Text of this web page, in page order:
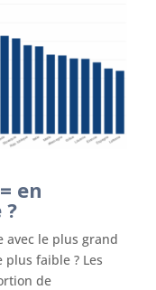
en
avec le plus grand
faible ? Les
de